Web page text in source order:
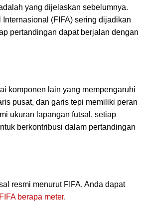
yang dijelaskan sebelumnya.
(FIFA) sering dijadikan
pertandingan dapat berjalan dengan
komponen lain yang mempengaruhi
pusat, dan garis tepi memiliki peran
ukuran lapangan futsal, setiap
berkontribusi dalam pertandingan
resmi menurut FIFA, Anda dapat
berapa meter.